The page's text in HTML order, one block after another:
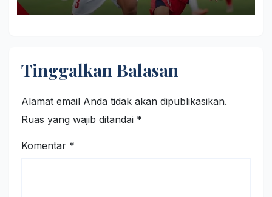
Tinggalkan Balasan
Alamat email Anda tidak akan dipublikasikan.
Ruas yang wajib ditandai *
Komentar *